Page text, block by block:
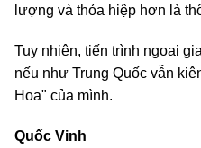
lượng và thỏa hiệp hơn là
Tuy nhiên, tiến trình ngoại
nếu như Trung Quốc vẫn
Hoa" của mình.
Quốc Vinh